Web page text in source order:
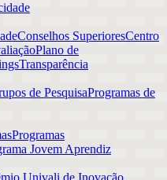
Conselhos SuperioresCentro
Plano de
Transparência
de PesquisaProgramas de
Programas
Jovem Aprendiz
Univali de Inovação